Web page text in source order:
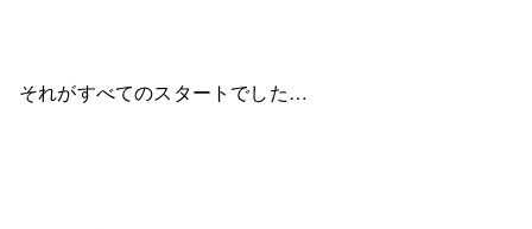
それがすべてのスタートでした…